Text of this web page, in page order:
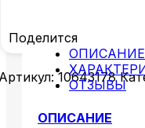
Поделится
10643178
ОПИСАНИЕ
ОТЗЫВЫ
ОПИСАНИЕ